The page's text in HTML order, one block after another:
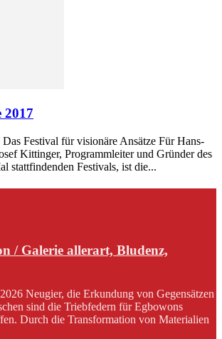
2017
Festival für visionäre Ansätze Für Hans-
Kittinger, Programmleiter und Gründer des
stattfindenden Festivals, ist die...
/ Galerie allerart, Bludenz,
Neugier, die Erkundung von Gegensätzen
sind die Triebfedern für Egbowons
Durch die Transformation von Materialien